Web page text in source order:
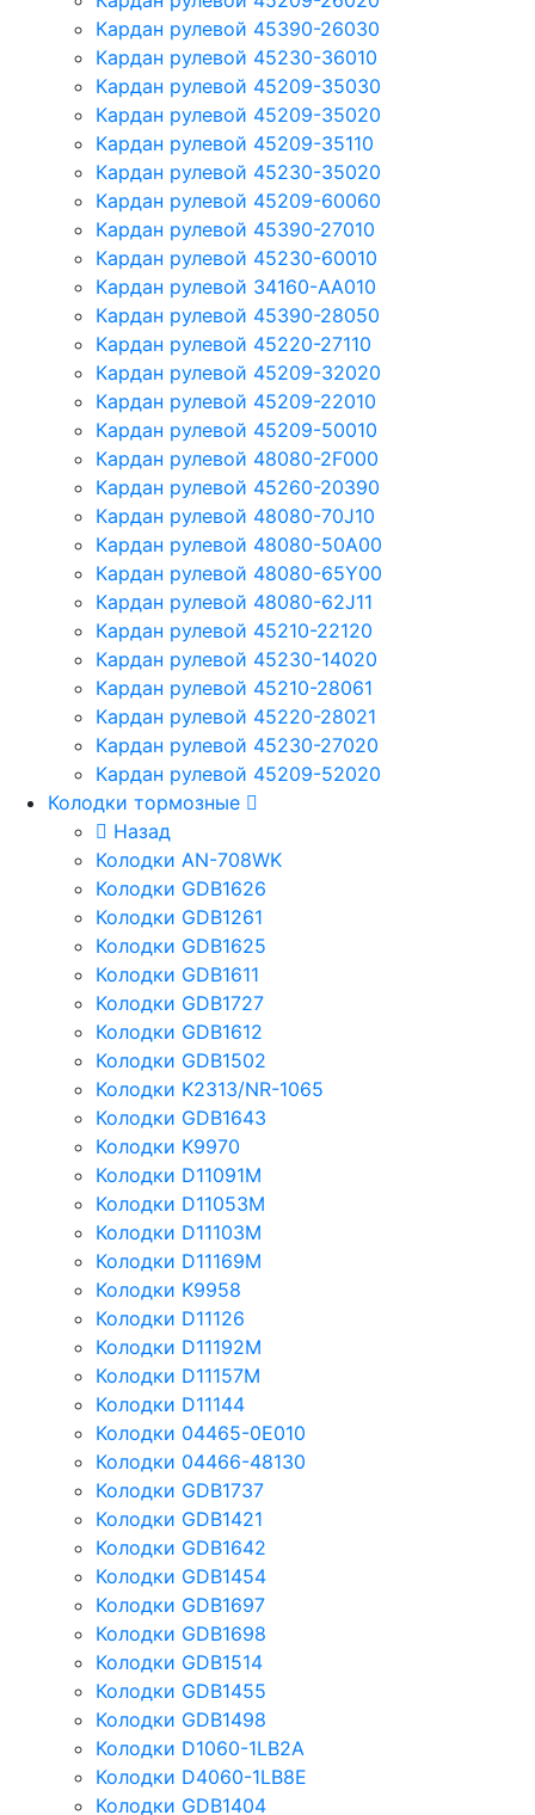
Кардан рулевой 45390-26030
Кардан рулевой 45230-36010
Кардан рулевой 45209-35030
Кардан рулевой 45209-35020
Кардан рулевой 45209-35110
Кардан рулевой 45230-35020
Кардан рулевой 45209-60060
Кардан рулевой 45390-27010
Кардан рулевой 45230-60010
Кардан рулевой 34160-AA010
Кардан рулевой 45390-28050
Кардан рулевой 45220-27110
Кардан рулевой 45209-32020
Кардан рулевой 45209-22010
Кардан рулевой 45209-50010
Кардан рулевой 48080-2F000
Кардан рулевой 45260-20390
Кардан рулевой 48080-70J10
Кардан рулевой 48080-50A00
Кардан рулевой 48080-65Y00
Кардан рулевой 48080-62J11
Кардан рулевой 45210-22120
Кардан рулевой 45230-14020
Кардан рулевой 45210-28061
Кардан рулевой 45220-28021
Кардан рулевой 45230-27020
Кардан рулевой 45209-52020
Колодки тормозные
Назад
Колодки AN-708WK
Колодки GDB1626
Колодки GDB1261
Колодки GDB1625
Колодки GDB1611
Колодки GDB1727
Колодки GDB1612
Колодки GDB1502
Колодки K2313/NR-1065
Колодки GDB1643
Колодки K9970
Колодки D11091M
Колодки D11053M
Колодки D11103M
Колодки D11169M
Колодки K9958
Колодки D11126
Колодки D11192M
Колодки D11157M
Колодки D11144
Колодки 04465-0E010
Колодки 04466-48130
Колодки GDB1737
Колодки GDB1421
Колодки GDB1642
Колодки GDB1454
Колодки GDB1697
Колодки GDB1698
Колодки GDB1514
Колодки GDB1455
Колодки GDB1498
Колодки D1060-1LB2A
Колодки D4060-1LB8E
Колодки GDB1404